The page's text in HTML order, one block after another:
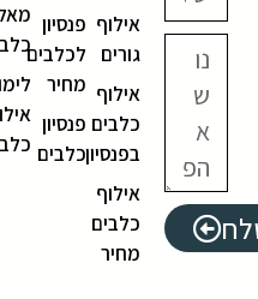
אילוף
גורים
אילוף
כלבים
בפנסיון
אילוף
כלבים
מחיר
פנסיון
לכלבים
מחיר
פנסיון
כלבים